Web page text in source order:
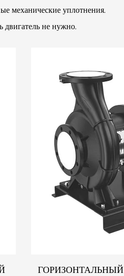
механические уплотнения.
двигатель не нужно.
ГОРИЗОНТАЛЬНЫЙ